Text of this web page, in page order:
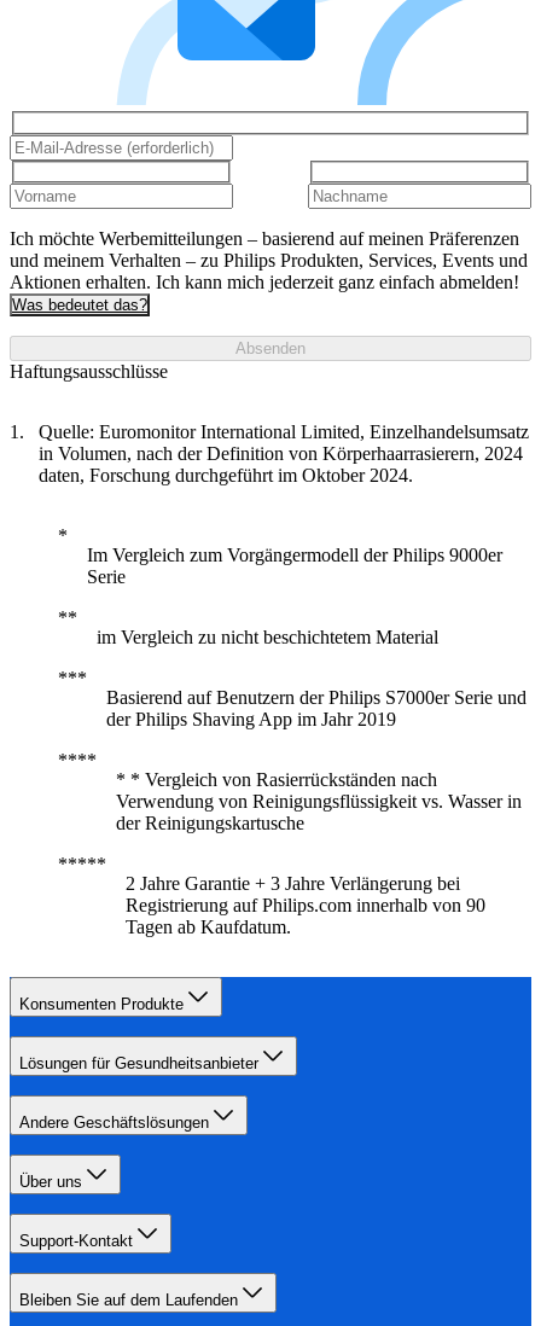
Ich möchte Werbemitteilungen – basierend auf meinen Präferenzen
und meinem Verhalten – zu Philips Produkten, Services, Events und
Aktionen erhalten. Ich kann mich jederzeit ganz einfach abmelden!
Was bedeutet das?
Absenden
Haftungsausschlüsse
Quelle: Euromonitor International Limited, Einzelhandelsumsatz
in Volumen, nach der Definition von Körperhaarrasierern, 2024
daten, Forschung durchgeführt im Oktober 2024.
Im Vergleich zum Vorgängermodell der Philips 9000er
Serie
im Vergleich zu nicht beschichtetem Material
Basierend auf Benutzern der Philips S7000er Serie und
der Philips Shaving App im Jahr 2019
* * Vergleich von Rasierrückständen nach
Verwendung von Reinigungsflüssigkeit vs. Wasser in
der Reinigungskartusche
2 Jahre Garantie + 3 Jahre Verlängerung bei
Registrierung auf Philips.com innerhalb von 90
Tagen ab Kaufdatum.
Konsumenten Produkte
Lösungen für Gesundheitsanbieter
Andere Geschäftslösungen
Über uns
Support-Kontakt
Bleiben Sie auf dem Laufenden